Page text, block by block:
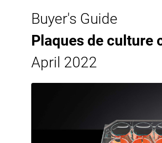
Buyer's Guide
Plaques de culture
April 2022